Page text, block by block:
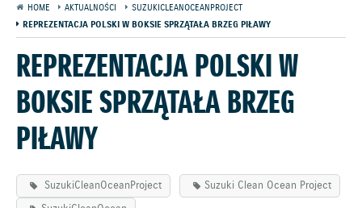
HOME AKTUALNOŚCI
SUZUKICLEANOCEANPROJECT
REPREZENTACJA POLSKI W BOKSIE SPRZĄTAŁA BRZEG PIŁAWY
REPREZENTACJA POLSKI W
BOKSIE SPRZĄTAŁA BRZEG
PIŁAWY
SuzukiCleanOceanProject
Suzuki Clean Ocean Project